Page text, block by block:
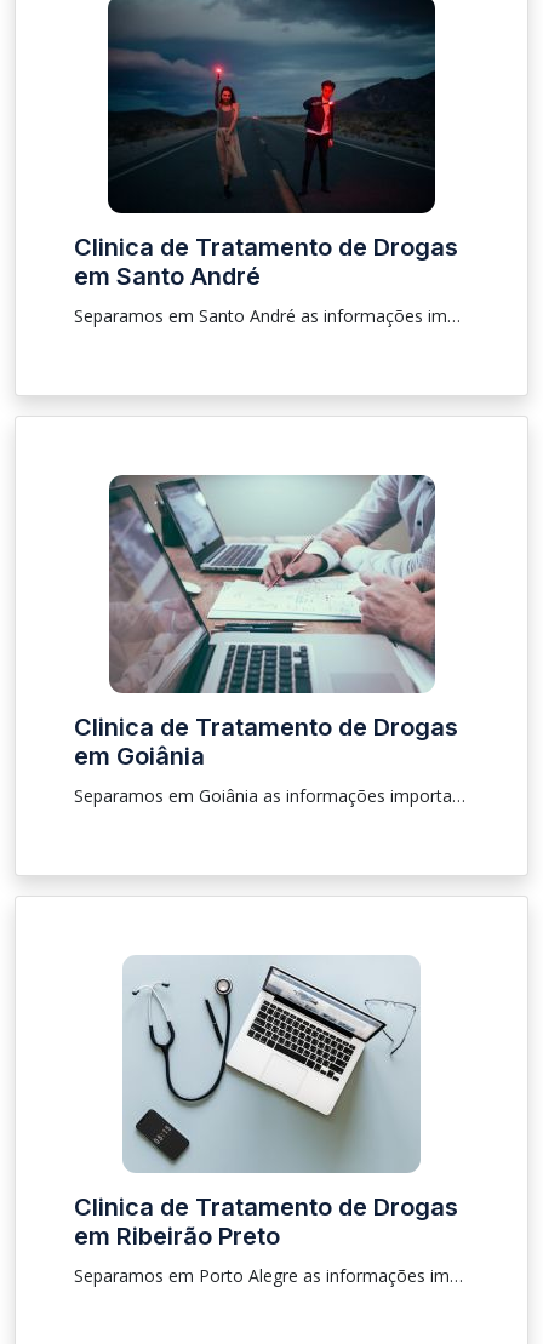
Clinica de Tratamento de Drogas
em Santo André
Separamos em Santo André as informações importantes sobre procedimento, localização sobre clínica para que as pessoas que estão procurando tratamento de drogas e de alcoólatras.
Clinica de Tratamento de Drogas
em Goiânia
Separamos em Goiânia as informações importantes sobre procedimento, localização sobre clínica para que as pessoas que estão procurando tratamento de drogas e de alcoólatras.
Clinica de Tratamento de Drogas
em Ribeirão Preto
Separamos em Porto Alegre as informações importantes sobre procedimento, localização sobre clínica para que as pessoas que estão procurando tratamento de drogas e de alcoólatras.